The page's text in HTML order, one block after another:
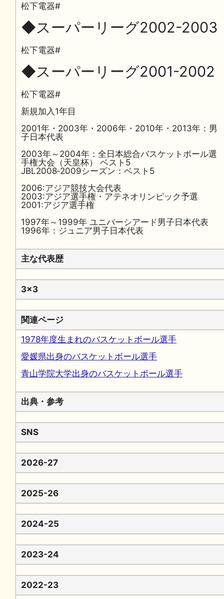
松下電器#
◆スーパーリーグ2002-2003
松下電器#
◆スーパーリーグ2001-2002
松下電器#
新規加入1年目
2001年・2003年・2006年・2010年・2013年：男
子日本代表
2003年～2004年：全日本総合バスケットボール選
手権大会（天皇杯） ベスト5
JBL2008‐2009シーズン：ベスト5
2006:アジア競技大会代表
2003:アジア選手権・アテネオリンピック予選
2001:アジア選手権
1997年～1999年 ユニバーシアード男子日本代表
1996年：ジュニア男子日本代表
主な代表歴
3x3
関連ページ
1978年度生まれのバスケットボール選手
愛媛県出身のバスケットボール選手
青山学院大学出身のバスケットボール選手
出典・参考
SNS
2026-27
2025-26
2024-25
2023-24
2022-23